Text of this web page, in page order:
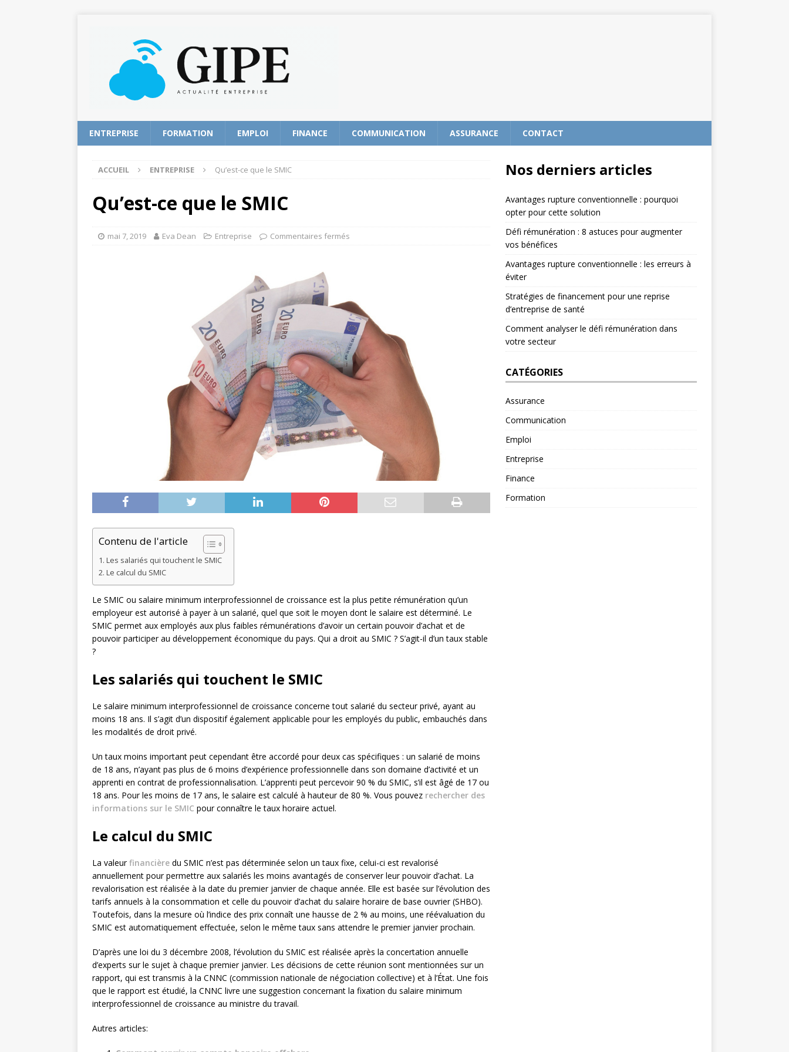
ENTREPRISE FORMATION EMPLOI FINANCE COMMUNICATION ASSURANCE CONTACT
ACCUEIL ENTREPRISE Qu’est-ce que le SMIC
Qu’est-ce que le SMIC
mai 7, 2019 Eva Dean Entreprise Commentaires fermés
Contenu de l'article
Les salariés qui touchent le SMIC
Le calcul du SMIC
Le SMIC ou salaire minimum interprofessionnel de croissance est la plus petite rémunération qu’un
employeur est autorisé à payer à un salarié, quel que soit le moyen dont le salaire est déterminé. Le
SMIC permet aux employés aux plus faibles rémunérations d’avoir un certain pouvoir d’achat et de
pouvoir participer au développement économique du pays. Qui a droit au SMIC ? S’agit-il d’un taux stable
?
Les salariés qui touchent le SMIC
Le salaire minimum interprofessionnel de croissance concerne tout salarié du secteur privé, ayant au
moins 18 ans. Il s’agit d’un dispositif également applicable pour les employés du public, embauchés dans
les modalités de droit privé.
Un taux moins important peut cependant être accordé pour deux cas spécifiques : un salarié de moins
de 18 ans, n’ayant pas plus de 6 moins d’expérience professionnelle dans son domaine d’activité et un
apprenti en contrat de professionnalisation. L’apprenti peut percevoir 90 % du SMIC, s’il est âgé de 17 ou
18 ans. Pour les moins de 17 ans, le salaire est calculé à hauteur de 80 %. Vous pouvez rechercher des
informations sur le SMIC pour connaître le taux horaire actuel.
Le calcul du SMIC
La valeurfinancière du SMIC n’est pas déterminée selon un taux fixe, celui-ci est revalorisé
annuellement pour permettre aux salariés les moins avantagés de conserver leur pouvoir d’achat. La
revalorisation est réalisée à la date du premier janvier de chaque année. Elle est basée sur l’évolution des
tarifs annuels à la consommation et celle du pouvoir d’achat du salaire horaire de base ouvrier (SHBO).
Toutefois, dans la mesure où l’indice des prix connaît une hausse de 2 % au moins, une réévaluation du
SMIC est automatiquement effectuée, selon le même taux sans attendre le premier janvier prochain.
D’après une loi du 3 décembre 2008, l’évolution du SMIC est réalisée après la concertation annuelle
d’experts sur le sujet à chaque premier janvier. Les décisions de cette réunion sont mentionnées sur un
rapport, qui est transmis à la CNNC (commission nationale de négociation collective) et à l’État. Une fois
que le rapport est étudié, la CNNC livre une suggestion concernant la fixation du salaire minimum
interprofessionnel de croissance au ministre du travail.
Autres articles:
Nos derniers articles
Avantages rupture conventionnelle : pourquoi
opter pour cette solution
Défi rémunération : 8 astuces pour augmenter
vos bénéfices
Avantages rupture conventionnelle : les erreurs à
éviter
Stratégies de financement pour une reprise
d’entreprise de santé
Comment analyser le défi rémunération dans
votre secteur
CATÉGORIES
Assurance
Communication
Emploi
Entreprise
Finance
Formation